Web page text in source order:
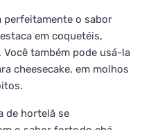
perfeitamente o sabor
em coquetéis,
também pode usá-la
cheesecake, em molhos
de hortelã se